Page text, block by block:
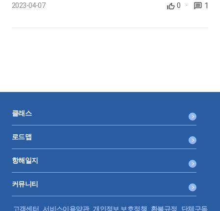
2023-04-07
0 · 1
클래스
로드맵
항해일지
커뮤니티
고객센터 서비스이용약관 개인정보 보호정책 환불규정 단체구독